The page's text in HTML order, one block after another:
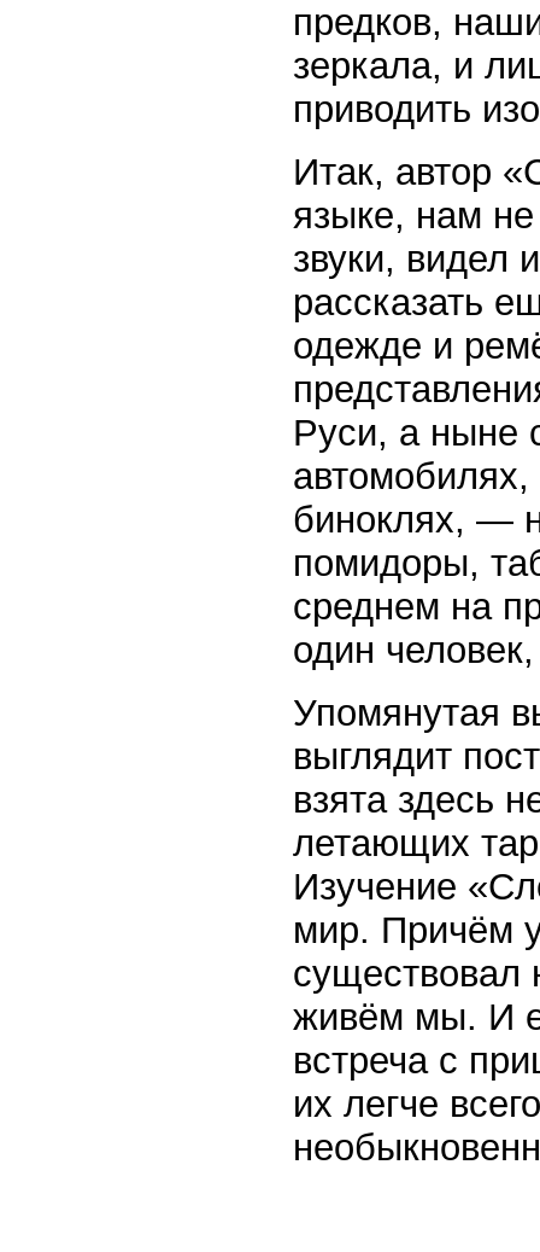
предков,
зеркала, и
приводить
Итак, автор
языке, нам
звуки,
рассказать
одежде и
Руси, а ныне
биноклях, —
помидоры,
среднем на
один
Упомянутая
выглядит
взята здесь
летающих
Изучение
мир. Причём
существовал
живём мы. И
встреча с
их легче